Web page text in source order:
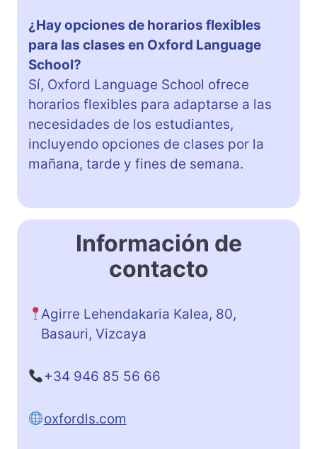
¿Hay opciones de horarios flexibles
para las clases en Oxford Language
School?
Sí, Oxford Language School ofrece
horarios flexibles para adaptarse a las
necesidades de los estudiantes,
incluyendo opciones de clases por la
mañana, tarde y fines de semana.
Información de
contacto
Agirre Lehendakaria Kalea, 80,
Basauri, Vizcaya
+34 946 85 56 66
oxfordls.com